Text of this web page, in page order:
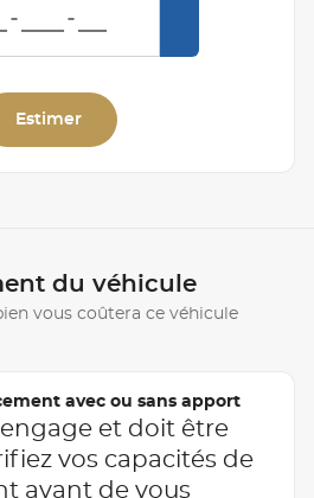
Estimer
du véhicule
vous coûtera ce véhicule
avec ou sans apport
et doit être
vos capacités de
avant de vous